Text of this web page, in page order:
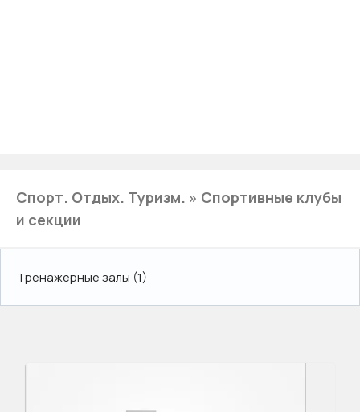
Спорт. Отдых. Туризм. » Спортивные клубы
и секции
Тренажерные залы (1)